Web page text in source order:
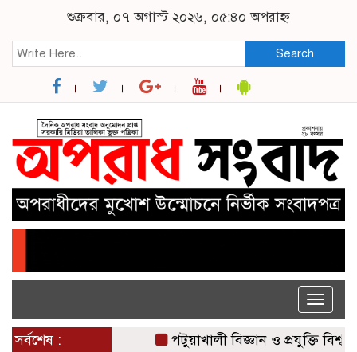
শুক্রবার, ০৭ অগাস্ট ২০২৬, ০৫:৪০ অপরাহ্ন
Search
Toggle
সর্বশেষ : পটুয়াখালী বিজ্ঞান ও প্রযুক্তি